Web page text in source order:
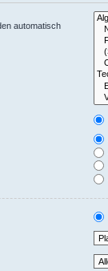
automatisch